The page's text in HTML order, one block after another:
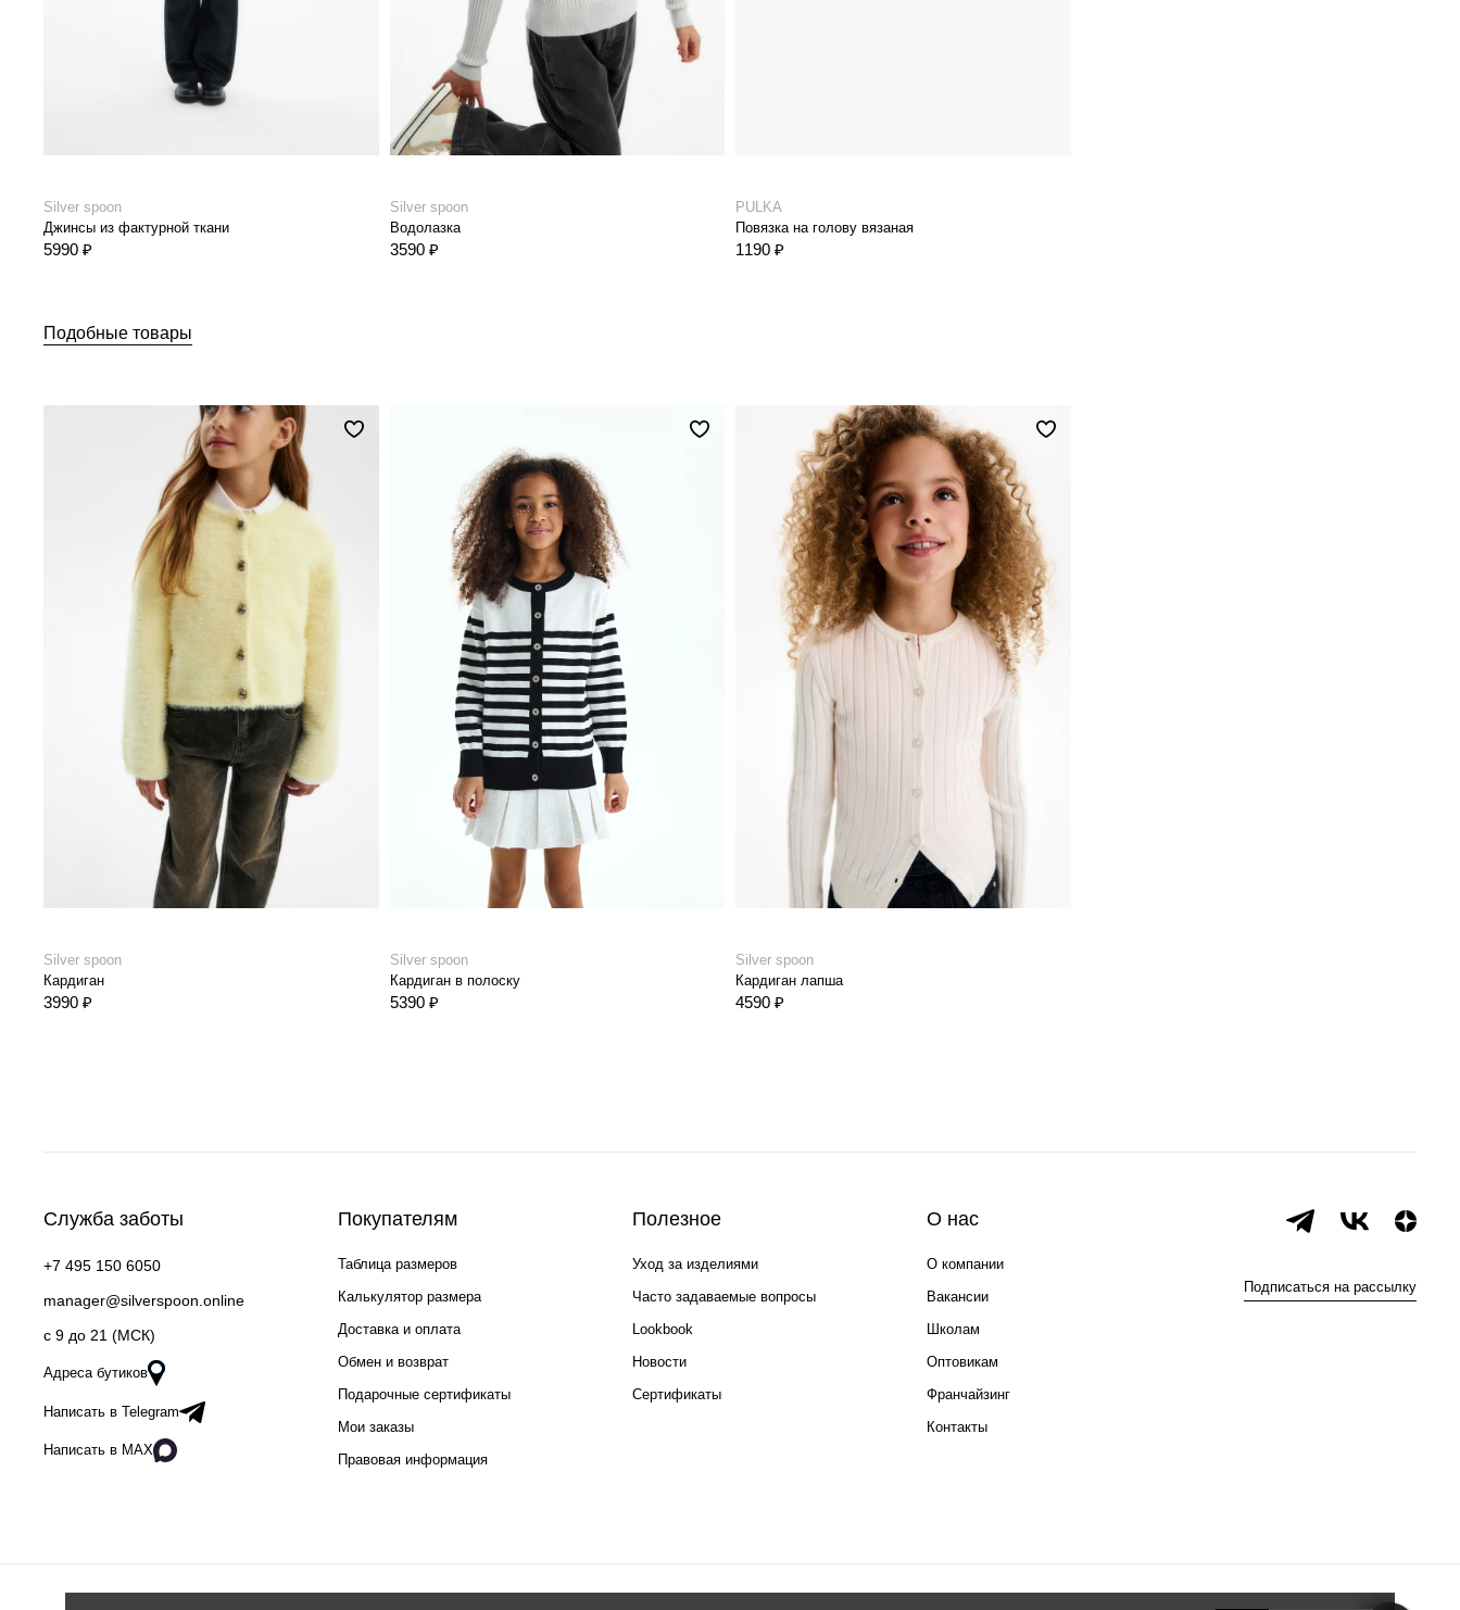
Silver spoon
Джинсы из фактурной ткани
5990 ₽
Silver spoon
Водолазка
3590 ₽
PULKA
Повязка на голову вязаная
1190 ₽
Подобные товары
Silver spoon
Кардиган
3990 ₽
Silver spoon
Кардиган в полоску
5390 ₽
Silver spoon
Кардиган лапша
4590 ₽
Служба заботы
+7 495 150 6050
manager@silverspoon.online
c 9 до 21 (МСК)
Адреса бутиков
Написать в Telegram
Написать в MAX
Покупателям
Таблица размеров
Калькулятор размера
Доставка и оплата
Обмен и возврат
Подарочные сертификаты
Мои заказы
Правовая информация
Полезное
Уход за изделиями
Часто задаваемые вопросы
Lookbook
Новости
Сертификаты
О нас
О компании
Вакансии
Школам
Оптовикам
Франчайзинг
Контакты
Подписаться на рассылку